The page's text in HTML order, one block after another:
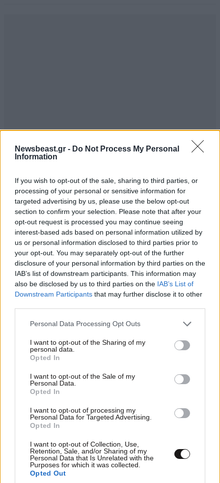
Newsbeast.gr - Do Not Process My Personal
Information
If you wish to opt-out of the sale, sharing to third parties, or
processing of your personal or sensitive information for
targeted advertising by us, please use the below opt-out
section to confirm your selection. Please note that after your
opt-out request is processed you may continue seeing
interest-based ads based on personal information utilized by
us or personal information disclosed to third parties prior to
your opt-out. You may separately opt-out of the further
disclosure of your personal information by third parties on the
IAB’s list of downstream participants. This information may
also be disclosed by us to third parties on the IAB’s List of
Downstream Participants that may further disclose it to other
Please note that this website/app uses one or more Google
not limited to your visit or usage behaviour. You may click to
grant or deny consent to Google and its third-party tags to
use your data for below specified purposes in below Google
consent section.
Personal Data Processing Opt Outs
I want to opt-out of the Sharing of my
personal data.
Opted In
I want to opt-out of the Sale of my
Personal Data.
Opted In
I want to opt-out of processing my
Personal Data for Targeted Advertising.
Opted In
I want to opt-out of Collection, Use,
Retention, Sale, and/or Sharing of my
Personal Data that Is Unrelated with the
Purposes for which it was collected.
Opted Out
Και εγώ 06·12·2023 13:58
Σε Ωναση …
Απαντήστε
niο 06·12·2023 12:34
Αυτή πάντως μοιάζει περισσότερο από την jolie!
Περασε
.. Και δεν κολλησε
TRENDING